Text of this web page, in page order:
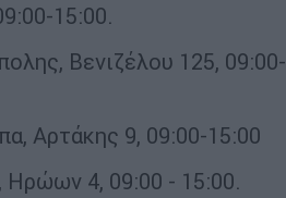
15:00.
Βενιζέλου 125, 09:00-
Αρτάκης 9, 09:00-15:00
Ηρώων 4, 09:00 - 15:00.